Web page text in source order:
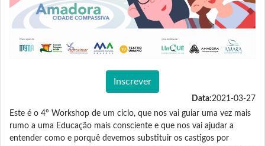
Inscrever
Data:2021-03-27
Este é o 4º Workshop de um ciclo, que nos vai guiar uma vez mais
rumo a uma Educação mais consciente e que nos vai ajudar a
entender como e porquê devemos substituir os castigos por